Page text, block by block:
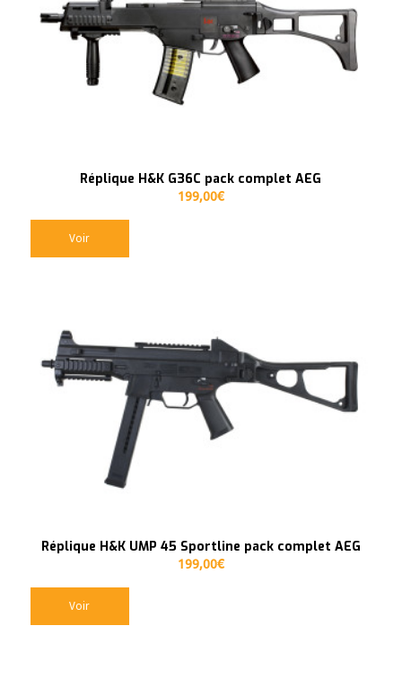
Réplique H&K G36C pack complet AEG
199,00€
Voir
Réplique H&K UMP 45 Sportline pack complet AEG
199,00€
Voir